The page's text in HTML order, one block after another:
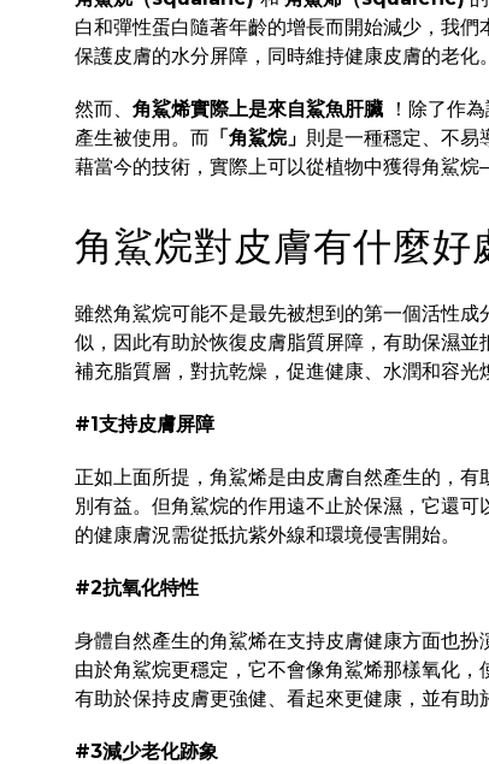
白和彈性蛋白隨著年齡的增長而開始減少， 我們
保護皮膚的水分屏障，同時維持健康皮膚的老化
然而、 角鯊烯實際上是來自鯊魚肝臟
！除了作
產生被使用。 而 「角鯊烷」 則是一種穩定、不易
藉當今的技術，實際上可以從植物中獲得角鯊烷
角鯊烷對皮膚有什麼好
雖然角鯊烷可能不是最先被想到的第一個活性
似，因此有助於恢復皮膚脂質屏障，有助保濕並
補充脂質層，對抗乾燥，促進健康、水潤和容光
#1支持皮膚屏障
正如上面所提，角鯊烯是由皮膚自然產生的，
別有益。 但角鯊烷的作用遠不止於保濕，它還
的健康膚況需從抵抗紫外線和環境侵害開始。
#2抗氧化特性
身體自然產生的角鯊烯在支持皮膚健康方面也
由於角鯊烷更穩定，它不會像角鯊烯那樣氧化，
有助於保持皮膚更強健、看起來更健康，並有助
#3減少老化跡象